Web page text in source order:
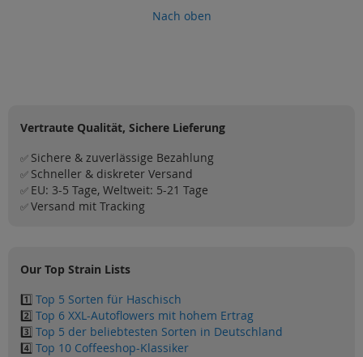
Nach oben
Vertraute Qualität, Sichere Lieferung
✅ Sichere & zuverlässige Bezahlung
✅ Schneller & diskreter Versand
✅ EU: 3-5 Tage, Weltweit: 5-21 Tage
✅Versand mit Tracking
Our Top Strain Lists
1️⃣ Top 5 Sorten für Haschisch
2️⃣ Top 6 XXL-Autoflowers mit hohem Ertrag
3️⃣ Top 5 der beliebtesten Sorten in Deutschland
4️⃣ Top 10 Coffeeshop-Klassiker